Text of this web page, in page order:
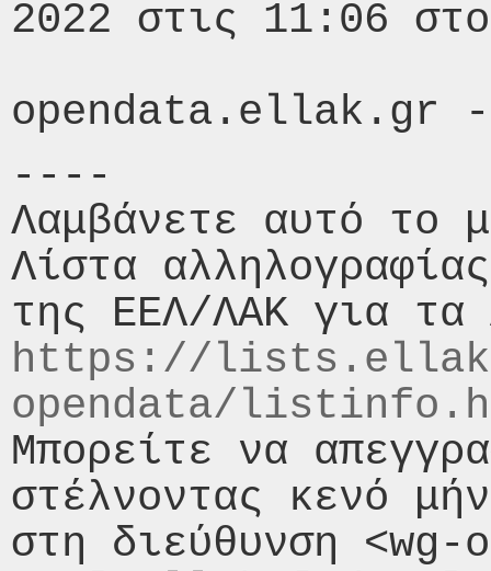
2022 στις 11:06
----
Λαμβάνετε αυτό το
Λίστα
https://
opendata/
Μπορείτε να
στέλνοντας κενό
στη διεύθυνση